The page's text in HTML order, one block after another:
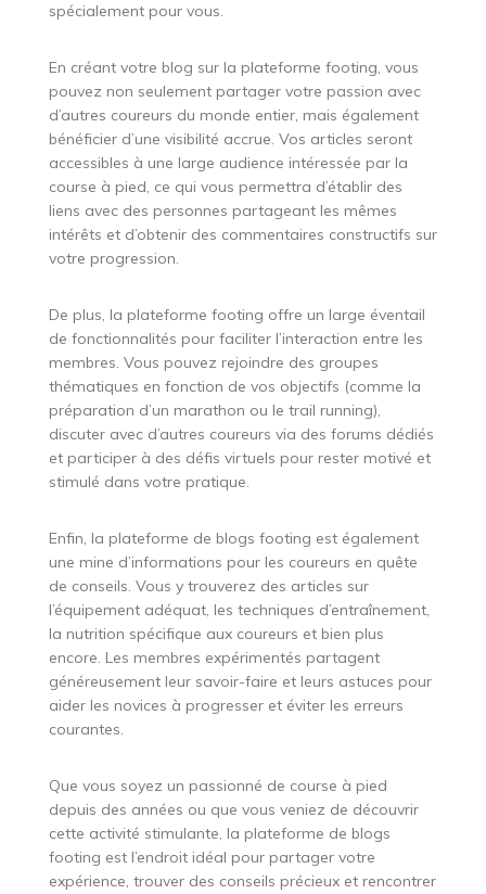
spécialement pour vous.
En créant votre blog sur la plateforme footing, vous
pouvez non seulement partager votre passion avec
d’autres coureurs du monde entier, mais également
bénéficier d’une visibilité accrue. Vos articles seront
accessibles à une large audience intéressée par la
course à pied, ce qui vous permettra d’établir des
liens avec des personnes partageant les mêmes
intérêts et d’obtenir des commentaires constructifs sur
votre progression.
De plus, la plateforme footing offre un large éventail
de fonctionnalités pour faciliter l’interaction entre les
membres. Vous pouvez rejoindre des groupes
thématiques en fonction de vos objectifs (comme la
préparation d’un marathon ou le trail running),
discuter avec d’autres coureurs via des forums dédiés
et participer à des défis virtuels pour rester motivé et
stimulé dans votre pratique.
Enfin, la plateforme de blogs footing est également
une mine d’informations pour les coureurs en quête
de conseils. Vous y trouverez des articles sur
l’équipement adéquat, les techniques d’entraînement,
la nutrition spécifique aux coureurs et bien plus
encore. Les membres expérimentés partagent
généreusement leur savoir-faire et leurs astuces pour
aider les novices à progresser et éviter les erreurs
courantes.
Que vous soyez un passionné de course à pied
depuis des années ou que vous veniez de découvrir
cette activité stimulante, la plateforme de blogs
footing est l’endroit idéal pour partager votre
expérience, trouver des conseils précieux et rencontrer